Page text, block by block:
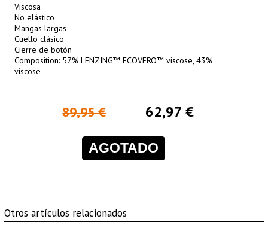
Viscosa
No elástico
Mangas largas
Cuello clásico
Cierre de botón
Composition: 57% LENZING™ ECOVERO™ viscose, 43%
viscose
89,95 € 62,97 €
AGOTADO
Otros artículos relacionados